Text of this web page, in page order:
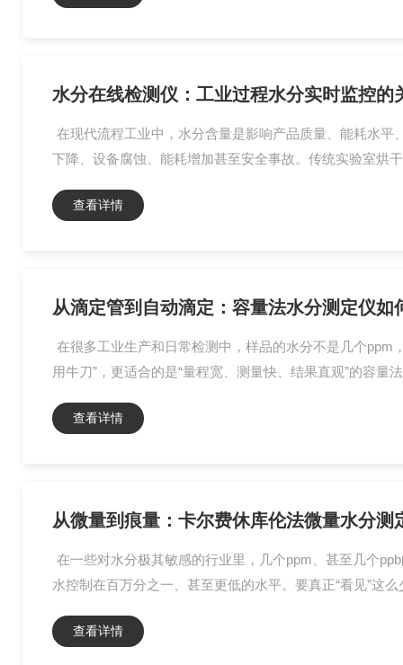
水分在线检测仪：工业过程水分实时监控的
在现代流程工业中，水分含量是影响产品质量、能耗水
下降、设备腐蚀、能耗增加甚至安全事故。传统实验室烘
查看详情
从滴定管到自动滴定：容量法水分测定仪
在很多工业生产和日常检测中，样品的水分不是几个
用牛刀”，更适合的是“量程宽、测量快、结果直观”的容
查看详情
从微量到痕量：卡尔费休库伦法微量水分
在一些对水分极其敏感的行业里，几个ppm、甚至几个
水控制在百万分之一、甚至更低的水平。要真正“看见”这
查看详情